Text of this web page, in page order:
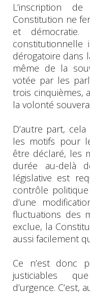
L’inscription
Constitution ne
et démocratie.
constitutionnelle
dérogatoire dans
même de la
votée par les
trois cinquièmes,
la volonté
D’autre part,
les motifs pour
être déclaré, les
durée au-delà
législative est
contrôle politique
d’une
fluctuations des
exclue, la
aussi facilement
Ce n’est donc
justiciables
d’urgence. C’est,